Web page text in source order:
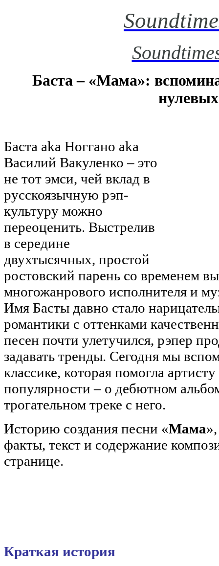
Баста – «Мама»:
нулевых
Баста aka Ноггано aka
Василий Вакуленко – это
не тот эмси, чей вклад в
русскоязычную рэп-
культуру можно
переоценить. Выстрелив
в середине
двухтысячных, простой
ростовский парень со временем
многожанрового исполнителя и
Имя Басты давно стало
романтики с оттенками
песен почти улетучился, рэпер
задавать тренды. Сегодня мы
классике, которая помогла
популярности – о дебютном
трогательном треке с него.
Историю создания песни «Мама
факты, текст и содержание
странице.
Краткая история